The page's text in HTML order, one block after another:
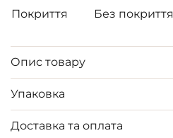
Покриття
Без покриття
Опис товару
Упаковка
Доставка та оплата